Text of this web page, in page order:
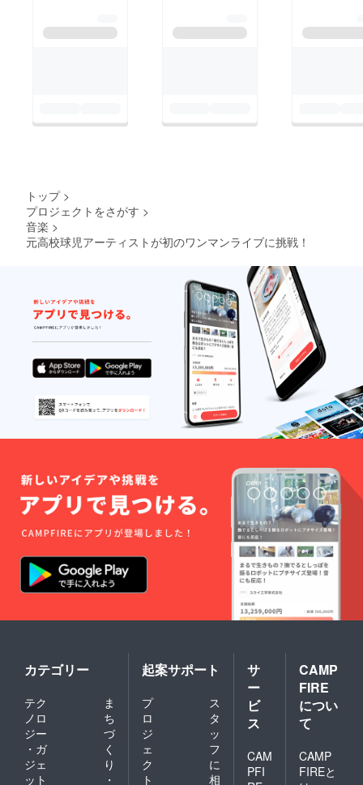
しくお願いいたしま
トップ >
プロジェクトをさがす >
音楽 >
元高校球児アーティストが初のワンマンライブに挑戦！
カテゴリー
テク
ノロ
ジー
・ガ
ジェ
ット
ま
ち
づ
く
り
・
起案サポート
プ
ロ
ジ
ェ
ク
ト
ス
タ
ッ
フ
に
相
サ
ー
ビ
ス
CAM
PFI
CAMP
FIRE
につい
て
CAMP
FIREと